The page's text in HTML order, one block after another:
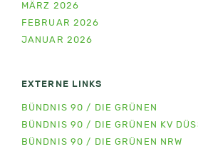
MÄRZ 2026
FEBRUAR 2026
JANUAR 2026
EXTERNE LINKS
BÜNDNIS 90 / DIE GRÜNEN
BÜNDNIS 90 / DIE GRÜNEN KV
BÜNDNIS 90 / DIE GRÜNEN NRW